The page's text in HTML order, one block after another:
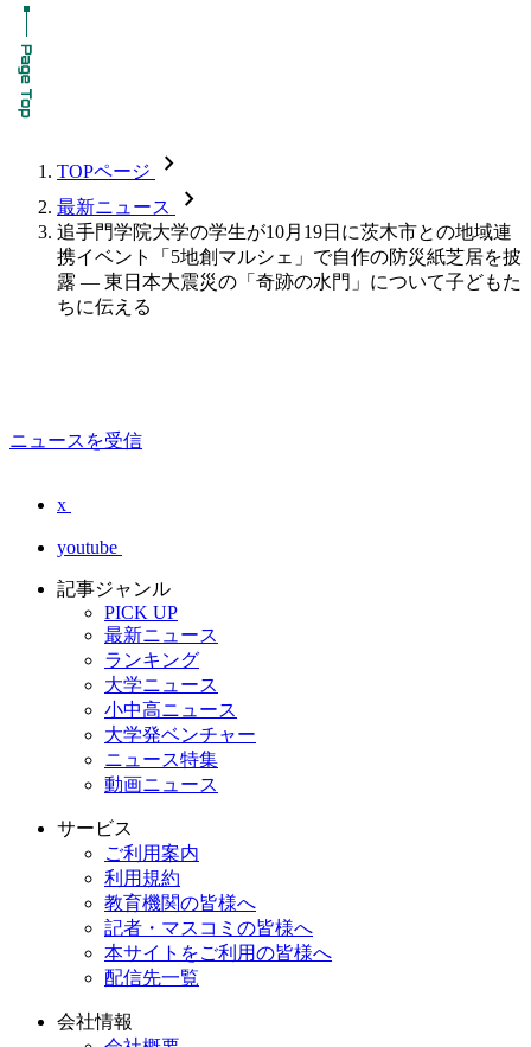
TOPページ chevron_forward
最新ニュース chevron_forward
追手門学院大学の学生が10月19日に茨木市との地域連
携イベント「5地創マルシェ」で自作の防災紙芝居を披
露 — 東日本大震災の「奇跡の水門」について子どもた
ちに伝える
ニュースを受信
x
youtube
記事ジャンル
PICK UP
最新ニュース
ランキング
大学ニュース
小中高ニュース
大学発ベンチャー
ニュース特集
動画ニュース
サービス
ご利用案内
利用規約
教育機関の皆様へ
記者・マスコミの皆様へ
本サイトをご利用の皆様へ
配信先一覧
会社情報